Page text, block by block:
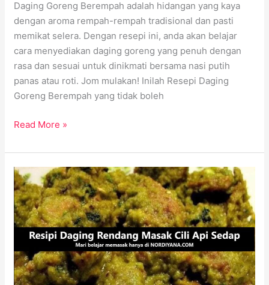
Daging Goreng Berempah adalah hidangan yang kaya
dengan aroma rempah-rempah tradisional dan pasti
memikat selera. Dengan resepi ini, anda akan belajar
cara menyediakan daging goreng yang penuh dengan
rasa dan sesuai untuk dinikmati bersama nasi putih
panas atau roti. Jom mulakan! Inilah Resepi Daging
Goreng Berempah yang tidak boleh
Read More »
Resepi
Daging
Rendang
Masak
Masakan
Mudah